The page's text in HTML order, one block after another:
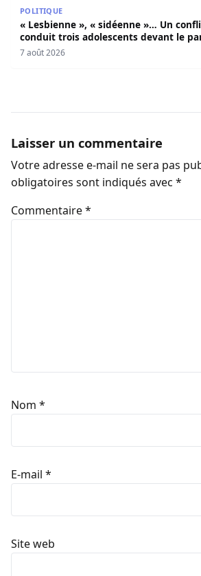
POLITIQUE
« Lesbienne », « sidéenne »… Un
conduit trois adolescents devant le
7 août 2026
Laisser un commentaire
Votre adresse e-mail ne sera pas
obligatoires sont indiqués avec *
Commentaire*
Nom *
E-mail *
Site web